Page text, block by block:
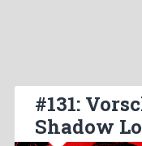
#131:
Shadow